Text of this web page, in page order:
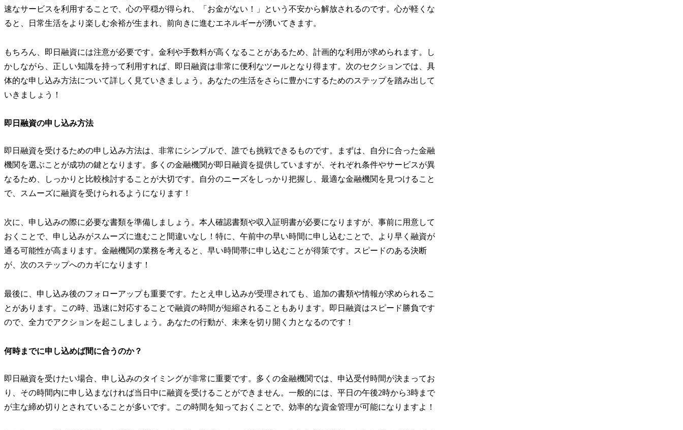
速なサービスを利用することで、心の平穏が得られ、「お金がない！」という不安から解放されるのです。心が軽くな
ると、日常生活をより楽しむ余裕が生まれ、前向きに進むエネルギーが湧いてきます。
もちろん、即日融資には注意が必要です。金利や手数料が高くなることがあるため、計画的な利用が求められます。し
かしながら、正しい知識を持って利用すれば、即日融資は非常に便利なツールとなり得ます。次のセクションでは、具
体的な申し込み方法について詳しく見ていきましょう。あなたの生活をさらに豊かにするためのステップを踏み出して
いきましょう！
即日融資の申し込み方法
即日融資を受けるための申し込み方法は、非常にシンプルで、誰でも挑戦できるものです。まずは、自分に合った金融
機関を選ぶことが成功の鍵となります。多くの金融機関が即日融資を提供していますが、それぞれ条件やサービスが異
なるため、しっかりと比較検討することが大切です。自分のニーズをしっかり把握し、最適な金融機関を見つけること
で、スムーズに融資を受けられるようになります！
次に、申し込みの際に必要な書類を準備しましょう。本人確認書類や収入証明書が必要になりますが、事前に用意して
おくことで、申し込みがスムーズに進むこと間違いなし！特に、午前中の早い時間に申し込むことで、より早く融資が
通る可能性が高まります。金融機関の業務を考えると、早い時間帯に申し込むことが得策です。スピードのある決断
が、次のステップへのカギになります！
最後に、申し込み後のフォローアップも重要です。たとえ申し込みが受理されても、追加の書類や情報が求められるこ
とがあります。この時、迅速に対応することで融資の時間が短縮されることもあります。即日融資はスピード勝負です
ので、全力でアクションを起こしましょう。あなたの行動が、未来を切り開く力となるのです！
何時までに申し込めば間に合うのか？
即日融資を受けたい場合、申し込みのタイミングが非常に重要です。多くの金融機関では、申込受付時間が決まってお
り、その時間内に申し込まなければ当日中に融資を受けることができません。一般的には、平日の午後2時から3時まで
が主な締め切りとされていることが多いです。この時間を知っておくことで、効率的な資金管理が可能になりますよ！